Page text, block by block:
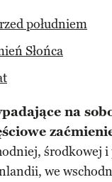
południem
Słońca
na
środkowej i
we